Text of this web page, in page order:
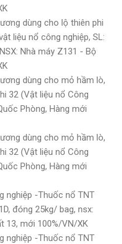
dùng cho lộ thiên phi
liệu nổ công nghiệp, SL:
Nhà máy Z131 - Bộ
dùng cho mỏ hầm lò,
32 (Vật liệu nổ Công
Phòng, Hàng mới
dùng cho mỏ hầm lò,
32 (Vật liệu nổ Công
Phòng, Hàng mới
nghiệp -Thuốc nổ TNT
đóng 25kg/ bag, nsx:
13, mới 100%/VN/XK
nghiệp -Thuốc nổ TNT